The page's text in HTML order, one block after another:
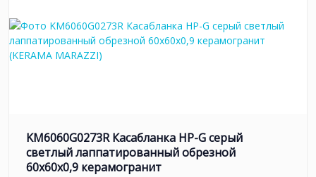
KM6060G0273R Касабланка HP-G серый
светлый лаппатированный обрезной
60x60x0,9 керамогранит